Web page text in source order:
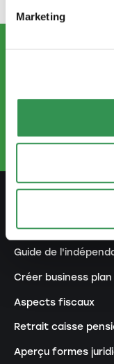
Marketing
Guide de
Créer business plan
Aspects fiscaux
Retrait caisse
Aperçu formes